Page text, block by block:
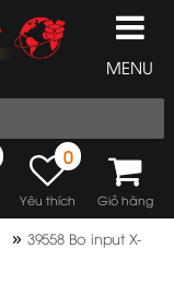
MENU
0
Yêu thích Giỏ hàng
» 39558 Bo input X-